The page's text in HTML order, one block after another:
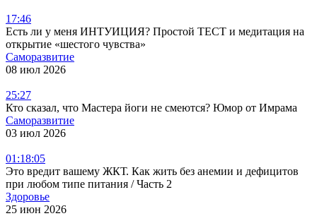
17:46
Есть ли у меня ИНТУИЦИЯ? Простой ТЕСТ и медитация на
открытие «шестого чувства»
Саморазвитие
08 июл 2026
25:27
Кто сказал, что Мастера йоги не смеются? Юмор от Имрама
Саморазвитие
03 июл 2026
01:18:05
Это вредит вашему ЖКТ. Как жить без анемии и дефицитов
при любом типе питания / Часть 2
Здоровье
25 июн 2026